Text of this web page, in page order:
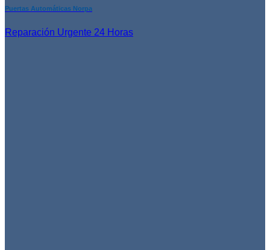
Puertas Automáticas Norpa
Reparación Urgente 24 Horas